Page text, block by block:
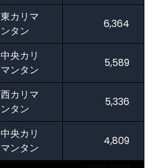
東カリマ
ンタン
6,364
中央カリ
マンタン
5,589
西カリマ
ンタン
5,336
中央カリ
マンタン
4,809